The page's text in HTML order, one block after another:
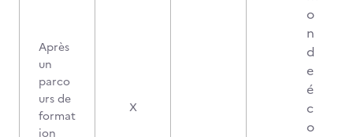
Après
un
parco
urs de
format
ion
X
o
n
d
e
é
c
o